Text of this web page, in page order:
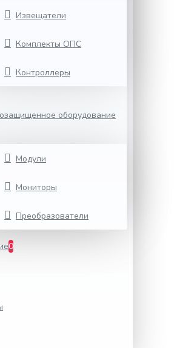
Извещатели
Комплекты ОПС
Контроллеры
оборудование
Модули
Мониторы
Преобразователи
0